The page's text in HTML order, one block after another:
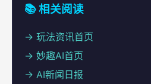
📚 相关阅读
→ 玩法资讯首页
→ 妙趣AI首页
→ AI新闻日报